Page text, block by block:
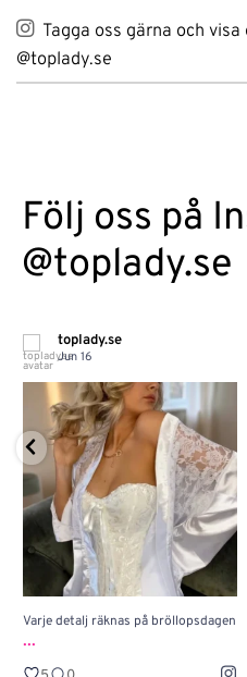
Tagga oss gärna och
@toplady.se
Följ oss på
@toplady.se
toplady.se
Jun 16
Varje detalj räknas på bröllopsdagen
...